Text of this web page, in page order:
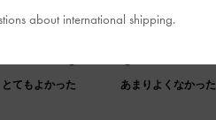
とてもよかった あまりよくなかった
about international shipping.